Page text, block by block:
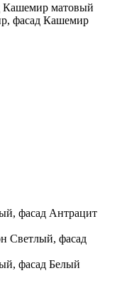
фасад Кашемир
Светлый, фасад